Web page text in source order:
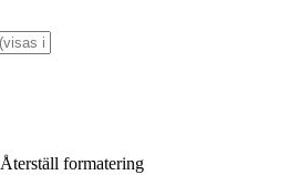
Återställ formatering